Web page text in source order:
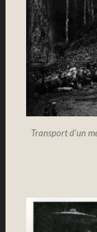
Transport d’un